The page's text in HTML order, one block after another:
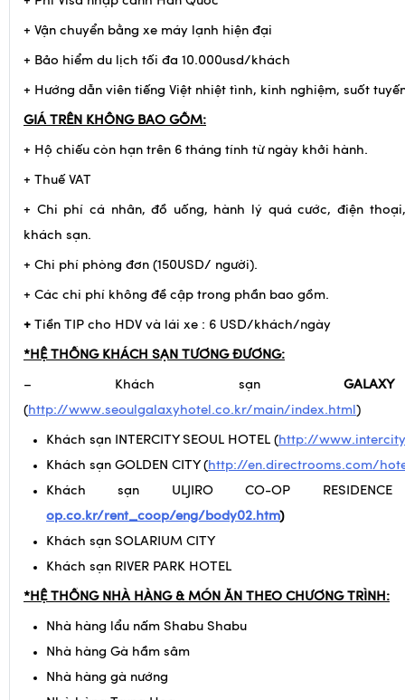
+ Phí Visa nhập cảnh Hàn Quốc
+ Vận chuyển bằng xe máy lạnh hiện đại
+ Bảo hiểm du lịch tối đa 10.000usd/khách
+ Hướng dẫn viên tiếng Việt nhiệt tình, kinh nghiệm, suốt
GIÁ TRÊN KHÔNG BAO GỒM:
+ Hộ chiếu còn hạn trên 6 tháng tính từ ngày khởi hành.
+ Thuế VAT
+ Chi phí cá nhân, đồ uống, hành lý quá cước, điện
khách sạn.
+ Chi phí phòng đơn (150USD/ người).
+ Các chi phí không đề cập trong phần bao gồm.
+ Tiền TIP cho HDV và lái xe : 6 USD/khách/ngày
*HỆ THỐNG KHÁCH SẠN TƯƠNG ĐƯƠNG:
– Khách sạn
(http://www.seoulgalaxyhotel.co.kr/main/index.html)
Khách sạn INTERCITY SEOUL HOTEL (http://
Khách sạn GOLDEN CITY (http://en.directrooms.com/
Khách sạn ULJIRO CO-OP
op.co.kr/rent_coop/eng/body02.htm)
Khách sạn SOLARIUM CITY
Khách sạn RIVER PARK HOTEL
*HỆ THỐNG NHÀ HÀNG & MÓN ĂN THEO CHƯƠNG TRÌNH:
Nhà hàng lẩu nấm Shabu Shabu
Nhà hàng Gà hầm sâm
Nhà hàng gà nướng